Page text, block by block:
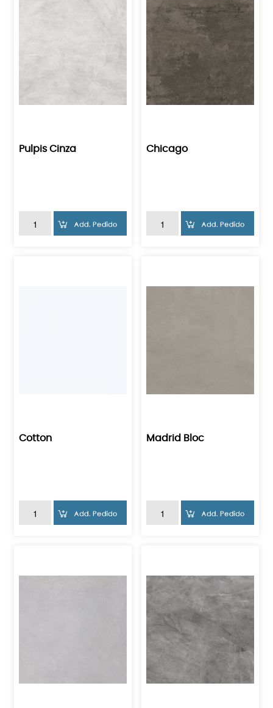
Pulpis Cinza Chicago
Cotton Madrid Bloc